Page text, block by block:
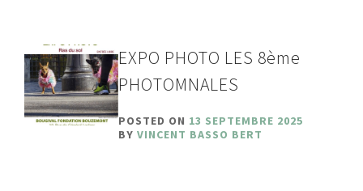
EXPO PHOTO LES 8ème
PHOTOMNALES
POSTED ON 13 SEPTEMBRE 2025
BYVINCENT BASSO BERT